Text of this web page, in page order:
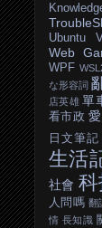
Ubuntu
Web
WPF
な形容詞
店英雄 單
看市政
日文筆記
生活
社會
人問嗎 翻
情 長知識